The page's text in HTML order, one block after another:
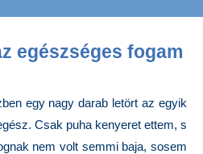
egészséges fogam
egy nagy darab letört az egyik
Csak puha kenyeret ettem, s
nem volt semmi baja, sosem